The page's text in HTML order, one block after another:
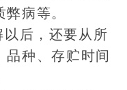
病等。
后，还要从所
品种、存贮时间